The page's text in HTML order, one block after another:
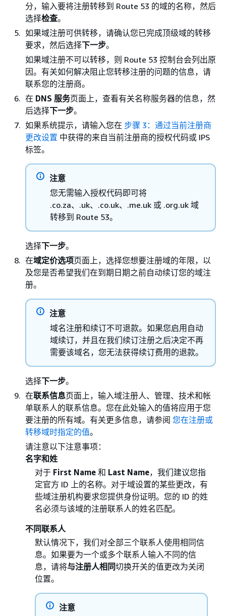
分，输入要将注册转移到 Route 53 的域的名称，然后
选择检查。
如果域注册可供转移，请确认您已完成顶级域的转移
要求，然后选择下一步。
如果域注册不可以转移，则 Route 53 控制台会列出原
因。有关如何解决阻止您转移注册的问题的信息，请
联系您的注册商。
在 DNS 服务页面上，查看有关名称服务器的信息，然
后选择下一步。
如果系统提示，请输入您在 步骤 3：通过当前注册商
更改设置 中获得的来自当前注册商的授权代码或 IPS
标签。
注意
您无需输入授权代码即可将
.co.za、.uk、.co.uk、.me.uk 或 .org.uk 域
转移到 Route 53。
选择下一步。
在域定价选项页面上，选择您想要注册域的年限，以
及您是否希望我们在到期日期之前自动续订您的域注
册。
注意
域名注册和续订不可退款。如果您启用自动
域续订，并且在我们续订注册之后决定不再
需要该域名，您无法获得续订费用的退款。
选择下一步。
在联系信息页面上，输入域注册人、管理、技术和帐
单联系人的联系信息。您在此处输入的值将应用于您
要注册的所有域。有关更多信息，请参阅 您在注册或
转移域时指定的值。
请注意以下注意事项：
名字和姓
对于 First Name和 Last Name，我们建议您指
定官方 ID 上的名称。对于域设置的某些更改，有
些域注册机构要求您提供身份证明。您的 ID 的姓
名必须与该域的注册联系人的姓名匹配。
不同联系人
默认情况下，我们对全部三个联系人使用相同信
息。如果要为一个或多个联系人输入不同的信
息，请将与注册人相同切换开关的值更改为关闭
位置。
注意